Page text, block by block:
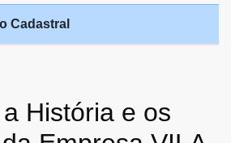
Cadastral
História e os